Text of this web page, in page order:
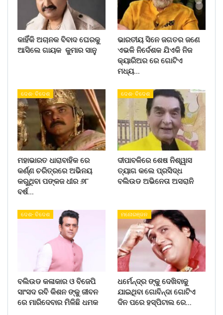
କାହିଁକି ଅଚାନକ ବିବାଦ ଘେରକୁ
ଆସିଲେ ଗାୟକ କୁମାର ସାନୁ
ଭାରତୀୟ ସିନେ ଜଗତର ଜଣେ
ଏଭଳି ନିର୍ଦେଶକ ଯିଏକି ନିଜ
କ୍ୟାରିଅର ରେ ଗୋଟିଏ
ମଧ୍ୟ…
ଦେଶ- ବିଦେଶ
ମହାଭାରତ ଧାରାବାହିକ ରେ
କର୍ଣ୍ଣ ଚରିତ୍ରରେ ଅଭିନୟ
କରୁଥିବା ପଙ୍କଜ ଧୀର ୬୮
ବର୍ଷ…
ଦେଶ- ବିଦେଶ
ଦୀପାବଳିରେ ଶେଷ ନିଶ୍ୱାସ
ତ୍ୟାଗ କଲେ ପ୍ରସିଦ୍ଧ
ବଲିଉଡ ଅଭିନେତା ଅସରାନି
ଦେଶ- ବିଦେଶ
ବଲିଉଡ କଳାକାର ଓ ବିଜେପି
ସାଂସଦ ରବି କିଶନ ଙ୍କୁ ଜୀବନ
ରେ ମାରିଦେବାର ମିଳିଛି ଧମକ
ମନୋରଞ୍ଜନ
ଧର୍ମେନ୍ଦ୍ର ଙ୍କୁ ଦେଖିବାକୁ
ଯାଇଥିବା ଗୋବିନ୍ଦା ଗୋଟିଏ
ଦିନ ପରେ ହସ୍ପିଟାଲ ରେ…